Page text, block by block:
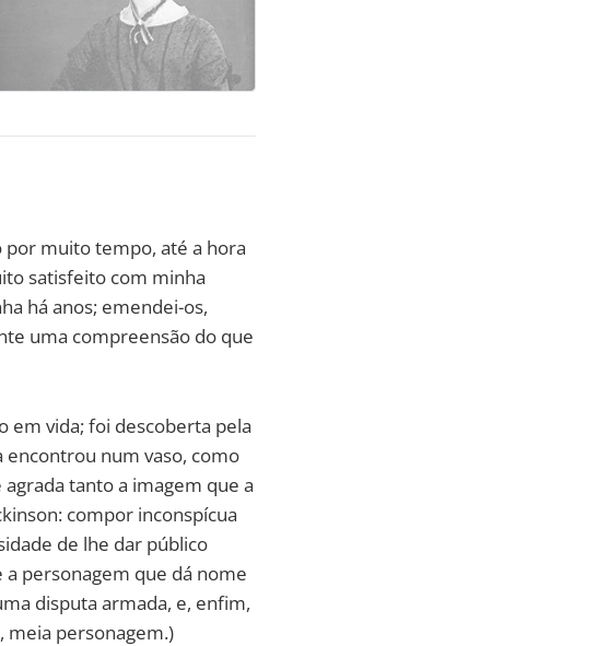
muito tempo, até a hora
satisfeito com minha
há anos; emendei-os,
uma compreensão do que
em vida; foi descoberta pela
encontrou num vaso, como
tanto a imagem que a
compor inconspícua
de lhe dar público
personagem que dá nome
disputa armada, e, enfim,
meia personagem.)